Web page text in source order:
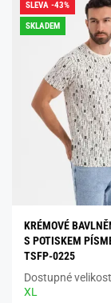
SLEVA -43%
SKLADEM
KRÉMOVÉ
S POTISKEM
TSFP-0225
Dostupné
XL